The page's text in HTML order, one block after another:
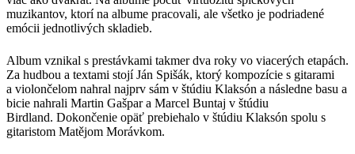
muzikantov, ktorí na albume pracovali, ale všetko je podriadené
emócii jednotlivých skladieb.
Album vznikal s prestávkami takmer dva roky vo viacerých etapách.
Za hudbou a textami stojí Ján Spišák, ktorý kompozície s gitarami
a violončelom nahral najprv sám v štúdiu Klaksón a následne basu a
bicie nahrali Martin Gašpar a Marcel Buntaj v štúdiu
Birdland. Dokončenie opäť prebiehalo v štúdiu Klaksón spolu s
gitaristom Matějom Morávkom.